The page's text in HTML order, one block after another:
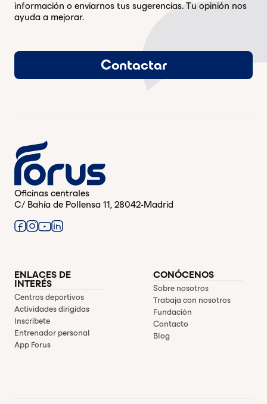
información o enviarnos tus sugerencias. Tu opinión nos
ayuda a mejorar.
Contactar
Oficinas centrales
C/ Bahía de Pollensa 11, 28042-Madrid
ENLACES DE
INTERÉS
Centros deportivos
Actividades dirigidas
Inscríbete
Entrenador personal
App Forus
CONÓCENOS
Sobre nosotros
Trabaja con nosotros
Fundación
Contacto
Blog